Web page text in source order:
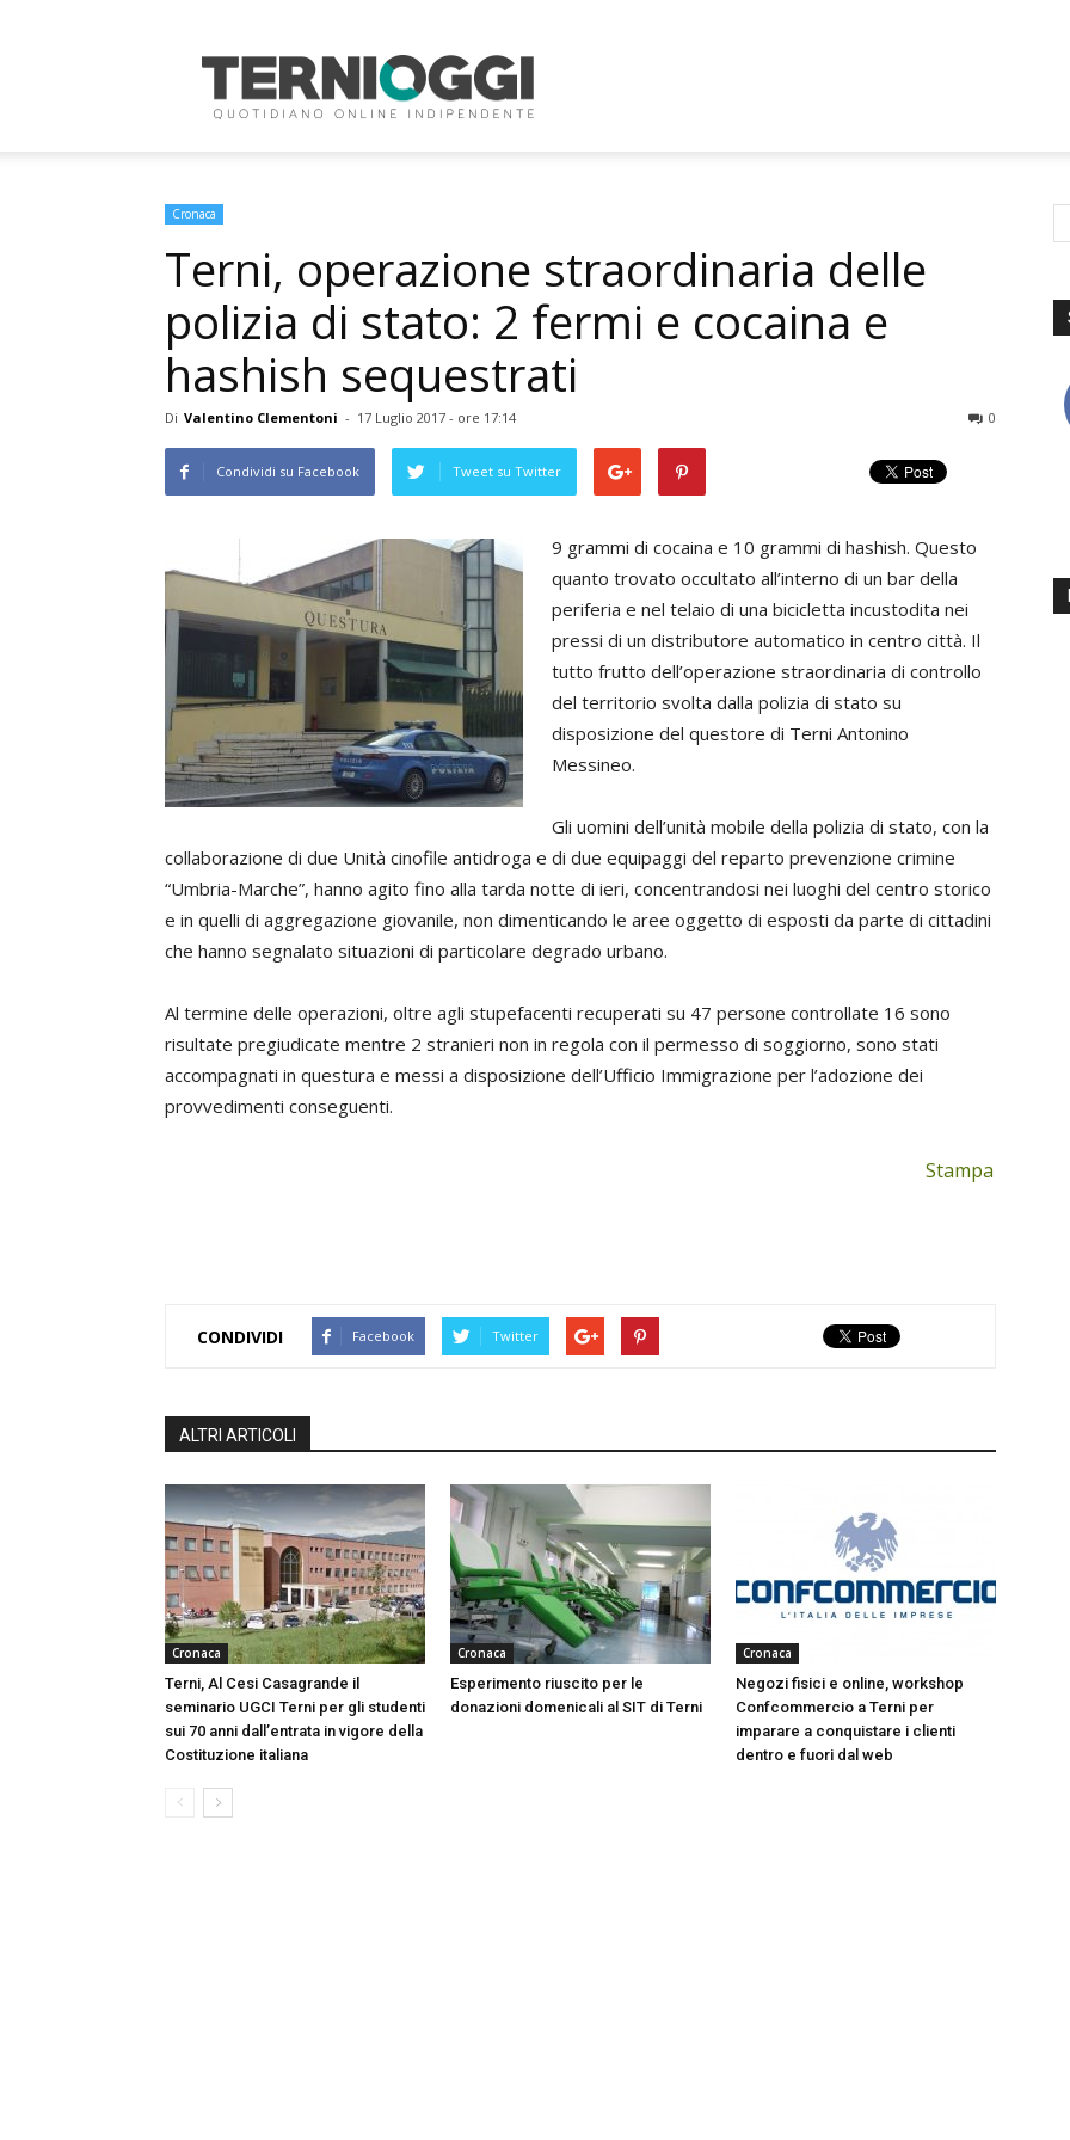
Oggi
Cronaca
Terni, operazione straordinaria delle
polizia di stato: 2 fermi e cocaina e
hashish sequestrati
Di Valentino Clementoni - 17 Luglio 2017 - ore 17:14 0
Condividi su Facebook Tweet su Twitter
9 grammi di cocaina e 10 grammi di hashish. Questo
quanto trovato occultato all’interno di un bar della
periferia e nel telaio di una bicicletta incustodita nei
pressi di un distributore automatico in centro città. Il
tutto frutto dell’operazione straordinaria di controllo
del territorio svolta dalla polizia di stato su
disposizione del questore di Terni Antonino
Messineo.
Gli uomini dell’unità mobile della polizia di stato, con la
collaborazione di due Unità cinofile antidroga e di due equipaggi del reparto prevenzione crimine
“Umbria-Marche”, hanno agito fino alla tarda notte di ieri, concentrandosi nei luoghi del centro storico
e in quelli di aggregazione giovanile, non dimenticando le aree oggetto di esposti da parte di cittadini
che hanno segnalato situazioni di particolare degrado urbano.
Al termine delle operazioni, oltre agli stupefacenti recuperati su 47 persone controllate 16 sono
risultate pregiudicate mentre 2 stranieri non in regola con il permesso di soggiorno, sono stati
accompagnati in questura e messi a disposizione dell’Ufficio Immigrazione per l’adozione dei
provvedimenti conseguenti.
Stampa
CONDIVIDI Facebook Twitter
ALTRI ARTICOLI
Cronaca
Terni, Al Cesi Casagrande il
seminario UGCI Terni per gli studenti
sui 70 anni dall’entrata in vigore della
Costituzione italiana
Cronaca
Esperimento riuscito per le
donazioni domenicali al SIT di Terni
Cronaca
Negozi fisici e online, workshop
Confcommercio a Terni per
imparare a conquistare i clienti
dentro e fuori dal web